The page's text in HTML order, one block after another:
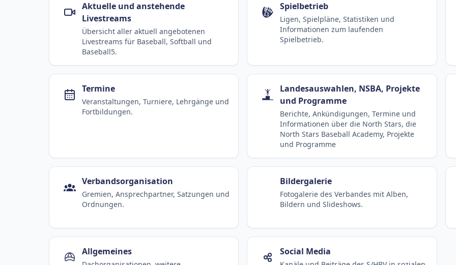
Aktuelle und anstehende
Livestreams
Übersicht aller aktuell angebotenen
Livestreams für Baseball, Softball und
Baseball5.
Spielbetrieb
Ligen, Spielpläne, Statistiken und
Informationen zum laufenden
Spielbetrieb.
Termine
Veranstaltungen, Turniere, Lehrgänge und
Fortbildungen.
Landesauswahlen, NSBA, Projekte
und Programme
Berichte, Ankündigungen, Termine und
Informationen über die North Stars, die
North Stars Baseball Academy, Projekte
und Programme
Verbandsorganisation
Gremien, Ansprechpartner, Satzungen und
Ordnungen.
Bildergalerie
Fotogalerie des Verbandes mit Alben,
Bildern und Slideshows.
Allgemeines Social Media